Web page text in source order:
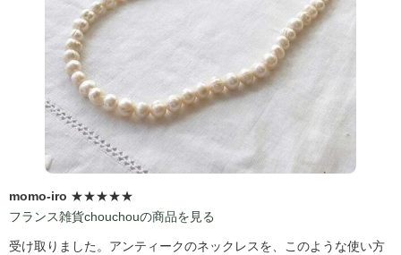
momo-iro ★★★★★
フランス雑貨chouchouの商品を見る
受け取りました。アンティークのネックレスを、このような使い方